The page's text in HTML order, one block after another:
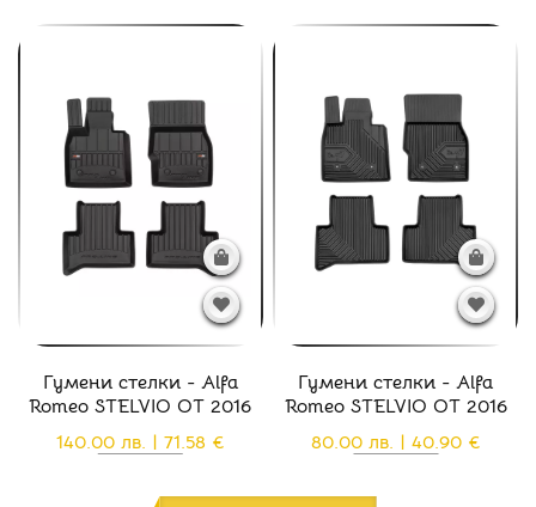
Гумени стелки - Alfa
Romeo STELVIO ОТ 2016
140.00 лв. | 71.58 €
Гумени стелки - Alfa
Romeo STELVIO ОТ 2016
80.00 лв. | 40.90 €